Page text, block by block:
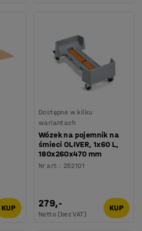
KUP
Dostępne w kilku
wariantach
Wózek na pojemnik na
śmieci OLIVER, 1x60 L,
180x260x470 mm
Nr art. : 252101
279,-
Netto (bez VAT)
KUP